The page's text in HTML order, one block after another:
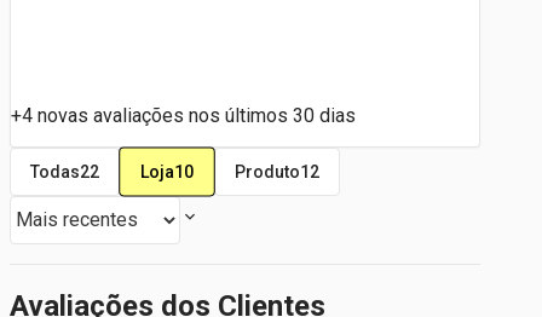
+4 novas avaliações nos últimos 30 dias
Todas22 Loja10 Produto12
Avaliações dos Clientes